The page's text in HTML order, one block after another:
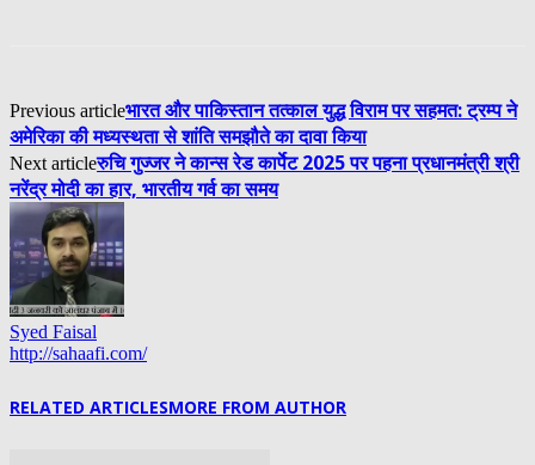
Previous articleभारत और पाकिस्तान तत्काल युद्ध विराम पर सहमत: ट्रम्प ने
अमेरिका की मध्यस्थता से शांति समझौते का दावा किया
Next articleरुचि गुज्जर ने कान्स रेड कार्पेट 2025 पर पहना प्रधानमंत्री श्री
नरेंद्र मोदी का हार, भारतीय गर्व का समय
Syed Faisal
http://sahaafi.com/
RELATED ARTICLESMORE FROM AUTHOR